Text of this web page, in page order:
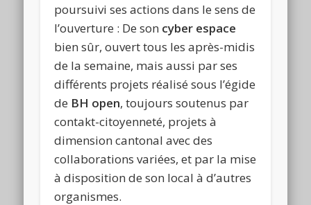
poursuivi ses actions dans le sens de
l’ouverture : De son cyber espace
bien sûr, ouvert tous les après-midis
de la semaine, mais aussi par ses
différents projets réalisé sous l’égide
de BH open, toujours soutenus par
contakt-citoyenneté, projets à
dimension cantonal avec des
collaborations variées, et par la mise
à disposition de son local à d’autres
organismes.